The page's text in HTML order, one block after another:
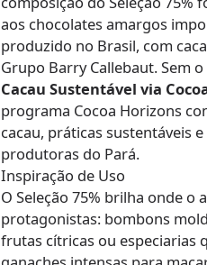
aos chocolates amargos
produzido no Brasil, com
Grupo Barry Callebaut. Sem
Cacau Sustentável via
programa Cocoa Horizons
cacau, práticas sustentáveis
produtoras do Pará.
Inspiração de Uso
O Seleção 75% brilha onde o
protagonistas: bombons
frutas cítricas ou especiarias